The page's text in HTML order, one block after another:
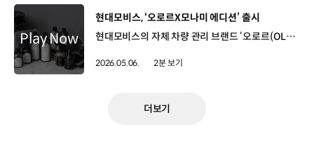
[동영상]
현대모비스, ‘오로르X모나미 에디션’ 출시
현대모비스의 자체 차량 관리 브랜드 ‘오로르(OLOR)’가 국민 필기구 브랜드 모나미와 함께 협업 마케팅을 진행합니다. 이번 협업은 차량 관리 용품을 라이프스타일 아이템으로 재정의하고, 차별화된 ‘카 라이프’를 제안하기 위해 추진됐는데요. 양사는 ‘내 차에 메모가 필요한 순간’을 키 메시지로 오로르의 인테리어 키트에 모나미 협업 굿즈를 더한 ‘오로르 × 모나미 에디션’을 선보입니다. 노혜빈 책임매니저 / 현대모비스 국내모빌리티사업팀필기류가 필요한 순간을 마주하게 되는 생활 속의 공감, 그리고 세차용품 오로르와 모나미의 블랙 앤 화이트라는 2가지 점의 공통점에 착안해서 콜라보를 기획하게 되었습니다. 오로르와 모나미의 한정판 협업 제품은 이달부터 현대모비스 공식 온라인 스토어와 모나미 수원 스타필드점, 성수점에서 만나볼 수 있는데요. 현대모비스는 온라인 B2C 채널을 중심으로 용품 마케팅을 강화하는 등 소비자와의 접점을 넓혀 나갈 계획입니다.
2026.05.06. 2분 보기
더보기